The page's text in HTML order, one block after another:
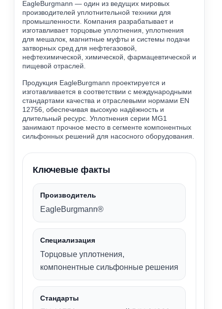
EagleBurgmann — один из ведущих мировых
производителей уплотнительной техники для
промышленности. Компания разрабатывает и
изготавливает торцовые уплотнения, уплотнения
для мешалок, магнитные муфты и системы подачи
затворных сред для нефтегазовой,
нефтехимической, химической, фармацевтической и
пищевой отраслей.
Продукция EagleBurgmann проектируется и
изготавливается в соответствии с международными
стандартами качества и отраслевыми нормами EN
12756, обеспечивая высокую надёжность и
длительный ресурс. Уплотнения серии MG1
занимают прочное место в сегменте компонентных
сильфонных решений для насосного оборудования.
Ключевые факты
Производитель
EagleBurgmann®
Специализация
Торцовые уплотнения,
компонентные сильфонные решения
Стандарты